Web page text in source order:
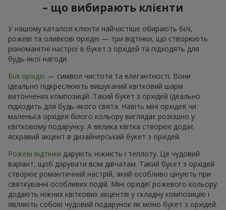
– що вибирають клієнти
У нашому каталозі клієнти найчастіше обирають білі,
рожеві та оливкові орхідеі — три відтінки, що створюють
різноманітні настрої в букет з орхідей та підходять для
будь-якої нагоди.
Білі орхідеї — символ чистоти та елегантності. Вони
ідеально підкреслюють вишуканий квітковий шарм
витончених композицій. Такий букет з орхідей ідеально
підходить для будь-якого свята. Навіть міні орхідея чи
маленька орхідея білого кольору виглядає розкішно у
квітковому подарунку. А велика квітка створює додає
яскравий акцент в дизайнерський букет з орхідей.
Рожеві відтінки дарують ніжність і теплоту. Це чудовий
варіант, щоб дарувати всім дівчатам. Такий букет з орхідей
створює романтичний настрій, який особливо цінують при
святкуванні особливих подій. Міні орхідеї рожевого кольору
додають ніжних квіткових акцентів у складну композицію і
являють собою чудовий подарунок як моно букет з орхідей.